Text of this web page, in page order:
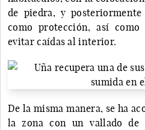
de piedra, y
como protección, así
evitar caídas al interior.
De la misma manera, se ha
la zona con un vallado de